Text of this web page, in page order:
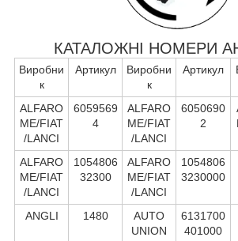
КАТАЛОЖНІ НОМЕРИ
Виробни
к
Артикул
Виробни
к
Артикул
ALFARO
ME/FIAT
/LANCI
6059569
4
ALFARO
ME/FIAT
/LANCI
6050690
2
ALFARO
ME/FIAT
/LANCI
1054806
32300
ALFARO
ME/FIAT
/LANCI
1054806
3230000
ANGLI 1480
AUTO
UNION
6131700
401000